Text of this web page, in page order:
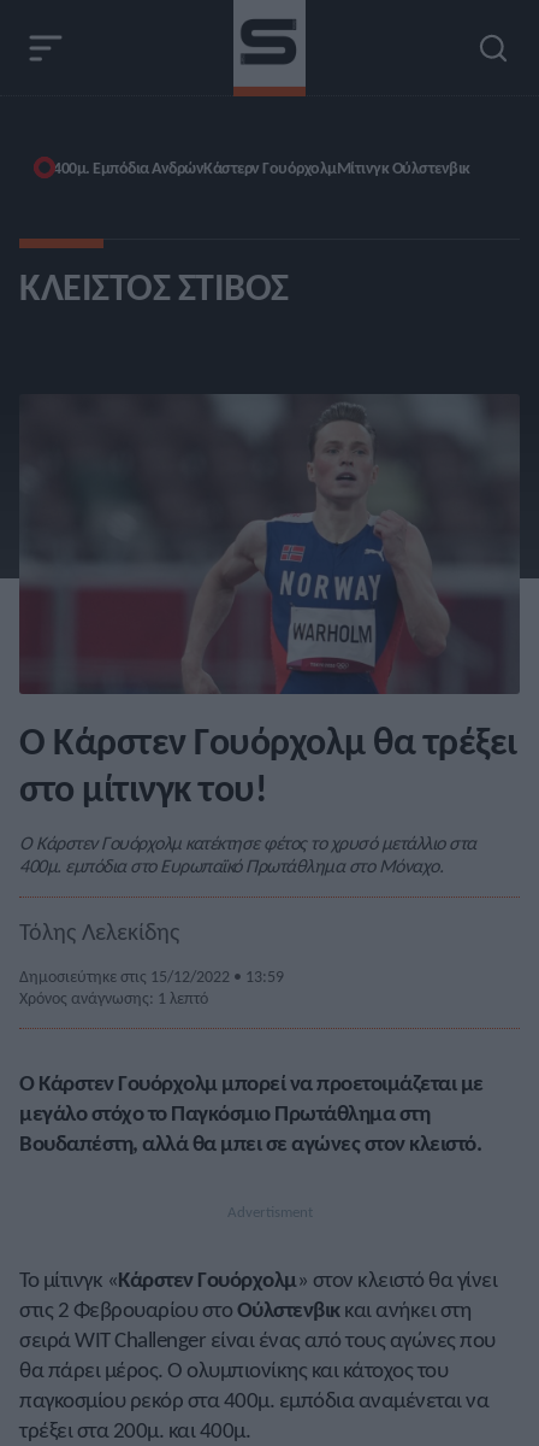
400μ. Εμπόδια ΑνδρώνΚάστερν ΓουόρχολμΜίτινγκ Ούλστενβικ
ΚΛΕΙΣΤΌΣ ΣΤΊΒΟΣ
Ο Κάρστεν Γουόρχολμ θα τρέξει
στο μίτινγκ του!
Ο Κάρστεν Γουόρχολμ κατέκτησε φέτος το χρυσό μετάλλιο στα
400μ. εμπόδια στο Ευρωπαϊκό Πρωτάθλημα στο Μόναχο.
Τόλης Λελεκίδης
Δημοσιεύτηκε στις 15/12/2022 • 13:59
Χρόνος ανάγνωσης: 1 λεπτό
Ο Κάρστεν Γουόρχολμ μπορεί να προετοιμάζεται με
μεγάλο στόχο το Παγκόσμιο Πρωτάθλημα στη
Βουδαπέστη, αλλά θα μπει σε αγώνες στον κλειστό.
Το μίτινγκ «Κάρστεν Γουόρχολμ» στον κλειστό θα γίνει
στις 2 Φεβρουαρίου στοΟύλστενβικκαι ανήκει στη
σειρά WIT Challenger είναι ένας από τους αγώνες που
θα πάρει μέρος. Ο ολυμπιονίκης και κάτοχος του
παγκοσμίου ρεκόρ στα 400μ. εμπόδια αναμένεται να
τρέξει στα 200μ. και 400μ.